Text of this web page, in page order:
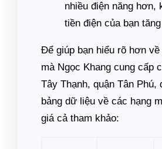
nhiều điện năng hơn,
tiền điện của bạn
Để giúp bạn hiểu rõ hơn
mà Ngọc Khang cung cấp
Tây Thạnh, quận Tân Phú,
bảng dữ liệu về các hạng
giá cả tham khảo: